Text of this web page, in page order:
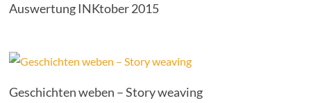
Auswertung INKtober 2015
Geschichten weben – Story weaving